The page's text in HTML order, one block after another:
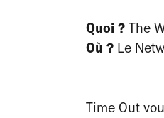
Quoi ? The
Où ? Le
Time Out